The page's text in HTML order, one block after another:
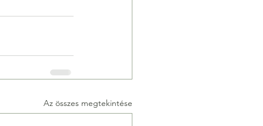
Az összes megtekintése